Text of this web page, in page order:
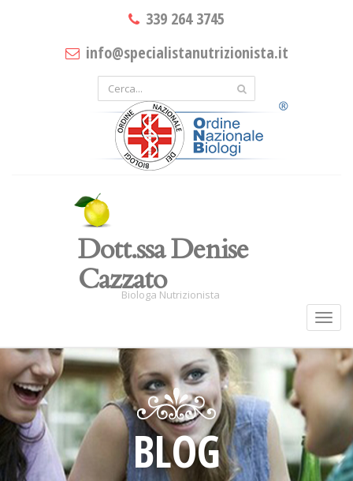
339 264 3745
info@specialistanutrizionista.it
Dott.ssa Denise
CazzatoBiologa Nutrizionista
BLOG